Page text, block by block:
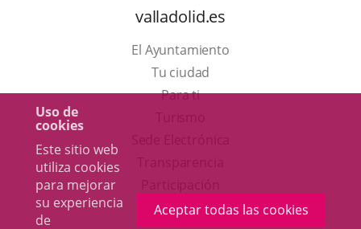
Uso de
cookies
Este sitio web
utiliza cookies
para mejorar
su experiencia
de
Aceptar todas las cookies
valladolid.es
El Ayuntamiento
Tu ciudad
Para ti
en aplicación